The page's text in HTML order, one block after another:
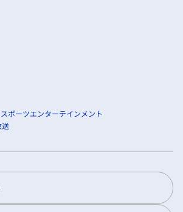
ポーツエンターテインメント
送